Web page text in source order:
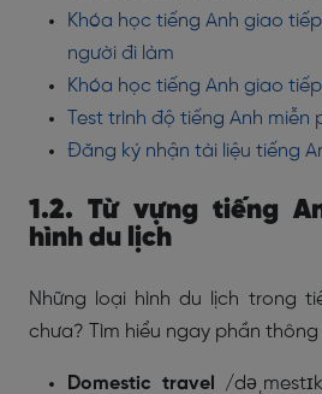
Khóa học tiếng Anh giao
người đi làm
Khóa học tiếng Anh giao tiếp
Test trình độ tiếng Anh miễn
Đăng ký nhận tài liệu tiếng
1.2. Từ vựng tiếng
hình du lịch
Những loại hình du lịch trong
chưa? Tìm hiểu ngay phần
Domestic travel /